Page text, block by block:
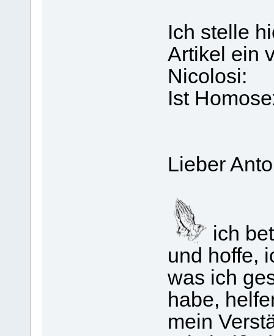
Ich stelle
Artikel ein
Nicolosi:
Ist
Lieber
ich
und hoffe,
was ich
habe,
mein